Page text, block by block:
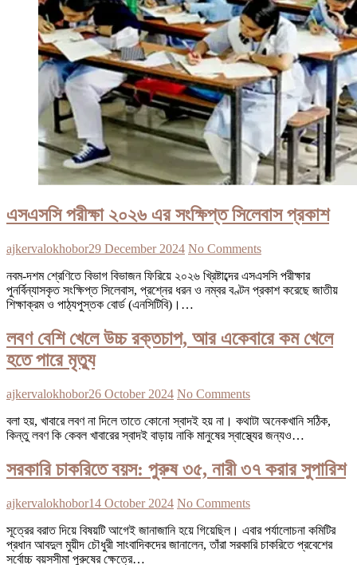
এসএসসি পরীক্ষা ২০২৬ এর সংক্ষিপ্ত সিলেবাস প্রকাশ
ajkervalokhobor29 December 2024 No Comments
নবম-দশম শ্রেণিতে বিভাগ বিভাজন ফিরিয়ে ২০২৬ খ্রিষ্টাব্দের এসএসসি পরীক্ষার
পুনর্বিন্যাসকৃত সংক্ষিপ্ত সিলেবাস, প্রশ্নের ধরন ও নম্বর বণ্টন প্রকাশ করেছে জাতীয়
শিক্ষাক্রম ও পাঠ্যপুস্তক বোর্ড (এনসিটিবি)।…
লবণ বেশি খেলে উচ্চ রক্তচাপ, আর একেবারে কম খেলে
হতে পারে মৃত্যু
ajkervalokhobor26 October 2024 No Comments
বলা হয়, খাবারে লবণ না দিলে তাতে কোনো স্বাদই হয় না। কথাটা অনেকখানি সঠিক,
কিন্তু লবণ কি কেবল খাবারের স্বাদই বাড়ায় নাকি মানুষের স্বাস্থ্যের জন্যও…
সরকারি চাকরিতে বয়স: পুরুষ ৩৫, নারী ৩৭ করার সুপারিশ
ajkervalokhobor14 October 2024 No Comments
সূত্রের বরাত দিয়ে বিষয়টি আগেই জানাজানি হয়ে গিয়েছিল। এবার পর্যালোচনা কমিটির
প্রধান আবদুল মুয়ীদ চৌধুরী সাংবাদিকদের জানালেন, তাঁরা সরকারি চাকরিতে প্রবেশের
সর্বোচ্চ বয়সসীমা পুরুষের ক্ষেত্রে…